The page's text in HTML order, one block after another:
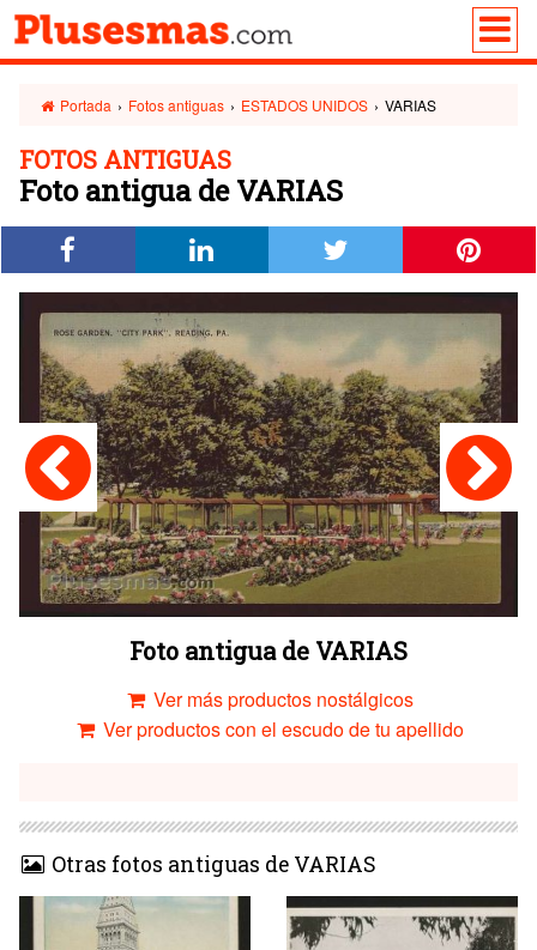
Portada › Fotos antiguas › ESTADOS UNIDOS › VARIAS
FOTOS ANTIGUAS
Foto antigua de VARIAS
Foto antigua de VARIAS
Ver más productos nostálgicos
Ver productos con el escudo de tu apellido
Otras fotos antiguas de VARIAS